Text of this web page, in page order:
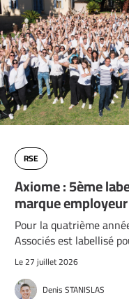
RSE
Axiome : 5ème
marque employeur
Pour la quatrième
Associés est labellisé
Le 27 juillet 2026
Denis STANISLAS